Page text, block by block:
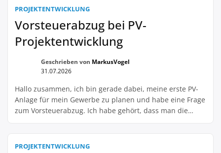
verschiedene Hindernisse wie Kamine, Antennen oder
Verschattung führen können. Das […]
PROJEKTENTWICKLUNG
Vorsteuerabzug bei PV-
Projektentwicklung
Geschrieben von MarkusVogel
31.07.2026
Hallo zusammen, ich bin gerade dabei, meine erste PV-
Anlage für mein Gewerbe zu planen und habe eine Frage
zum Vorsteuerabzug. Ich habe gehört, dass man die
nutzt. Stimmt das? Ich plane nämlich, die Anlage von
PROJEKTENTWICKLUNG